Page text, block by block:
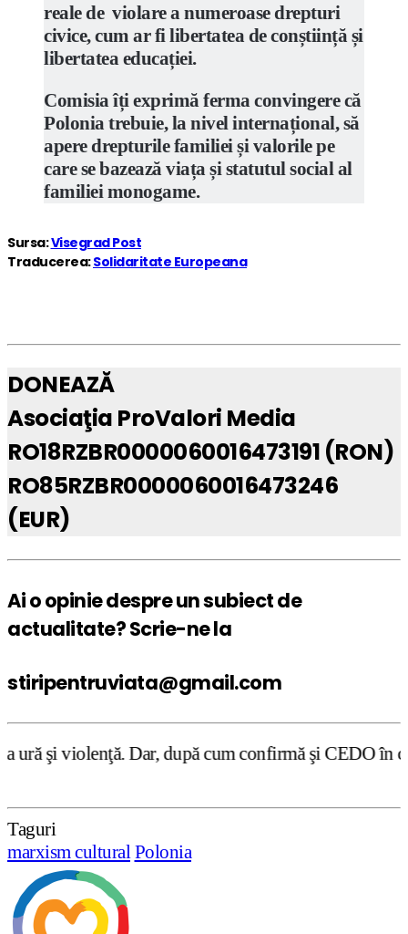
reale de violare a numeroase drepturi
civice, cum ar fi libertatea de conștiință și
libertatea educației.
Comisia îți exprimă ferma convingere că
Polonia trebuie, la nivel internațional, să
apere drepturile familiei și valorile pe
care se bazează viața și statutul social al
familiei monogame.
Sursa:Visegrad Post
Traducerea:Solidaritate Europeana
DONEAZĂ
Asociaţia ProValori Media
RO18RZBR0000060016473191 (RON)
RO85RZBR0000060016473246
(EUR)
Ai o opinie despre un subiect de
actualitate? Scrie-ne la
stiripentruviata@gmail.com
după cum confirmă şi CEDO în cazul
Taguri
marxism cultural Polonia